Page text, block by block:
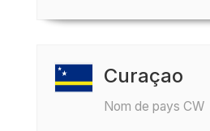
Curaçao
Nom de pays CW